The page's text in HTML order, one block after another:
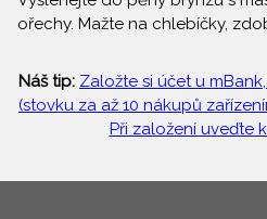
ořechy. Mažte na chlebíčky,
Náš tip: Založte si účet u
(stovku za až 10 nákupů
Při založení uveďte